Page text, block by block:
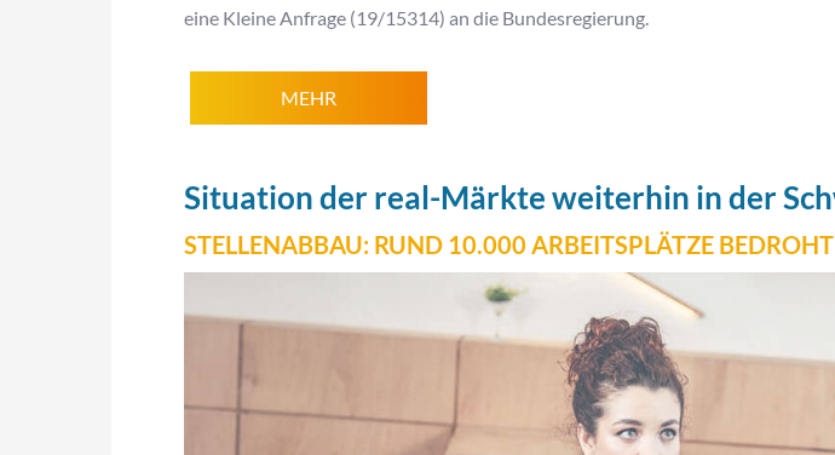
eine Kleine Anfrage (19/15314) an die Bundesregierung.
MEHR
Situation der real-Märkte weiterhin in der
STELLENABBAU: RUND 10.000 ARBEITSPLÄTZE BEDROHT